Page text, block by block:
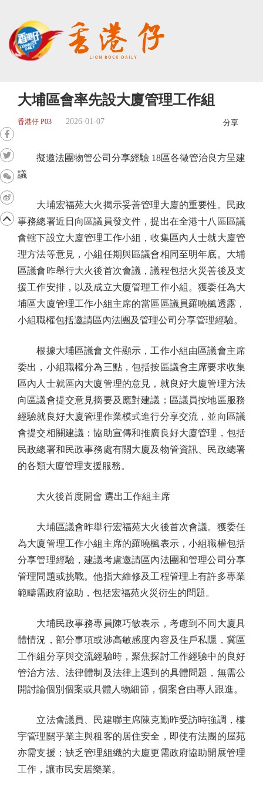
大埔區會率先設大廈管理工作組
香港仔 P03 2026-01-07 分享
擬邀法團物管公司分享經驗 18區各徵管治良方呈建
議
大埔宏福苑大火揭示妥善管理大廈的重要性。民政
事務總署近日向區議員發文件，提出在全港十八區區議
會轄下設立大廈管理工作小組，收集區內人士就大廈管
理方法等意見，小組任期與區議會相同至明年底。大埔
區議會昨舉行大火後首次會議，議程包括火災善後及支
援工作安排，以及成立大廈管理工作小組。獲委任為大
埔區大廈管理工作小組主席的當區區議員羅曉楓透露，
小組職權包括邀請區內法團及管理公司分享管理經驗。
根據大埔區議會文件顯示，工作小組由區議會主席
委出，小組職權分為三點，包括按區議會主席要求收集
區內人士就區內大廈管理的意見，就良好大廈管理方法
向區議會提交意見摘要及應對建議；區議員按地區服務
經驗就良好大廈管理作業模式進行分享交流，並向區議
會提交相關建議；協助宣傳和推廣良好大廈管理，包括
民政總署和民政事務處有關大廈及物管資訊、民政總署
的各類大廈管理支援服務。
大火後首度開會 選出工作組主席
大埔區議會昨舉行宏福苑大火後首次會議。獲委任
為大廈管理工作小組主席的羅曉楓表示，小組職權包括
分享管理經驗，建議考慮邀請區內法團和管理公司分享
管理問題或挑戰。他指大維修及工程管理上有許多專業
範疇需政府協助，包括宏福苑火災衍生的問題。
大埔民政事務專員陳巧敏表示，考慮到不同大廈具
體情況，部分事項或涉高敏感度內容及住戶私隱，冀區
工作組分享與交流經驗時，聚焦探討工作經驗中的良好
管治方法、法律體制及法律上遇到的具體問題，無需公
開討論個別個案或具體人物細節，個案會由專人跟進。
立法會議員、民建聯主席陳克勤昨受訪時強調，樓
宇管理關乎業主與租客的居住安全，即使有法團的屋苑
亦需支援；缺乏管理組織的大廈更需政府協助開展管理
工作，讓市民安居樂業。